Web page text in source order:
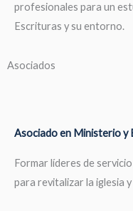
profesionales para un
Escrituras y su entorno.
Asociados
Asociado en Ministerio y
Formar líderes de
para revitalizar la iglesia